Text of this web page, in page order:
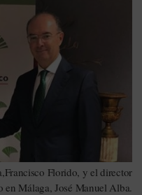
Florido, y el director
Málaga, José Manuel Alba.